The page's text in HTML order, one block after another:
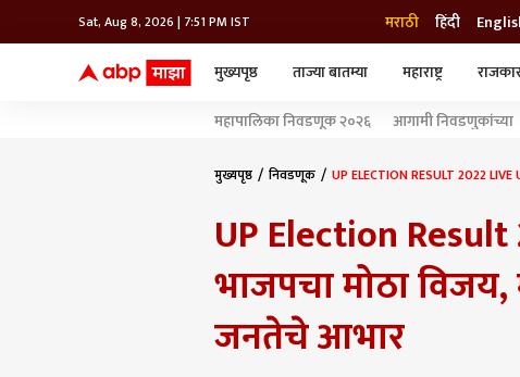
Sat, Aug 8, 2026 | 7:51 PM IST मराठी हिंदी
मुख्यपृष्ठ ताज्या बातम्या महाराष्ट्र
टेलिव्हिजन
महापालिका निवडणूक २०२६ आगामी निवडणुकांच्या
मुख्यपृष्ठ निवडणूक UP ELECTION RESULT 2022
UP Election Result
भाजपचा मोठा विजय,
जनतेचे आभार